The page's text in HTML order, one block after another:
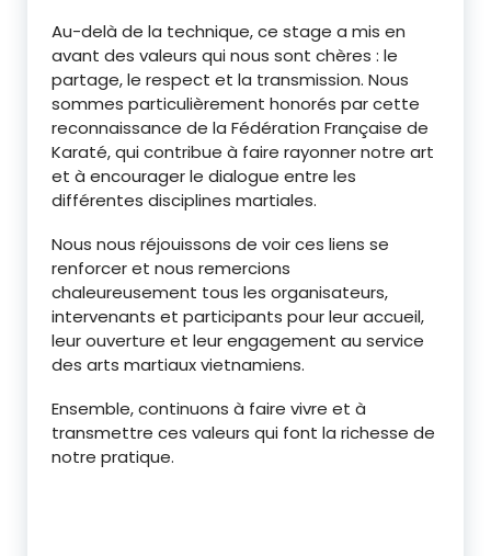
Au-delà de la technique, ce stage a mis en
avant des valeurs qui nous sont chères : le
partage, le respect et la transmission. Nous
sommes particulièrement honorés par cette
reconnaissance de la Fédération Française de
Karaté, qui contribue à faire rayonner notre art
et à encourager le dialogue entre les
différentes disciplines martiales.
Nous nous réjouissons de voir ces liens se
renforcer et nous remercions
chaleureusement tous les organisateurs,
intervenants et participants pour leur accueil,
leur ouverture et leur engagement au service
des arts martiaux vietnamiens.
Ensemble, continuons à faire vivre et à
transmettre ces valeurs qui font la richesse de
notre pratique.